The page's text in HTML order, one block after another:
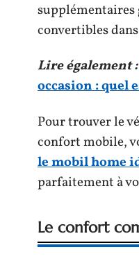
supplémentaires
convertibles
Lire également :
occasion : quel
Pour trouver le
confort mobile,
le mobil home
parfaitement à
Le confort